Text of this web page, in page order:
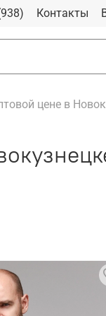
Контакты
цене в